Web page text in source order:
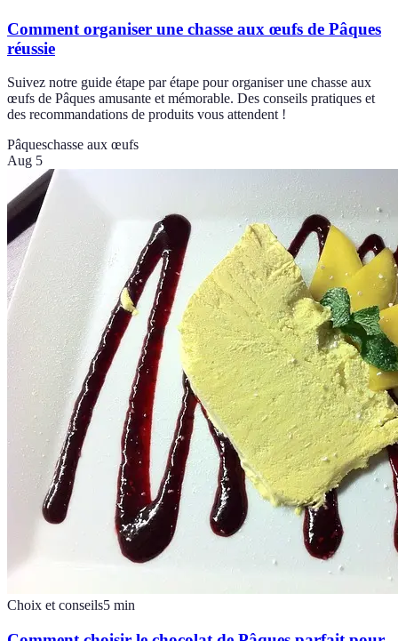
Comment organiser une chasse aux œufs de Pâques
réussie
Suivez notre guide étape par étape pour organiser une chasse aux
œufs de Pâques amusante et mémorable. Des conseils pratiques et
des recommandations de produits vous attendent !
Pâqueschasse aux œufs
Aug 5
Choix et conseils5 min